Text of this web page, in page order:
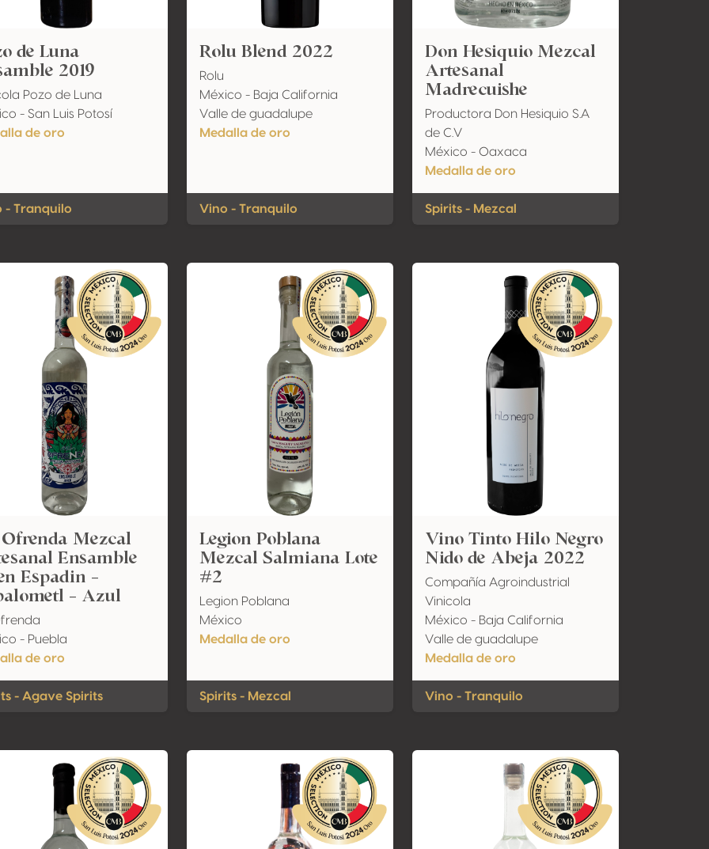
de Luna
2019
Pozo de Luna
- San Luis Potosí
de oro
- Tranquilo
Rolu Blend 2022
Rolu
México - Baja California
Valle de guadalupe
Medalla de oro
Vino - Tranquilo
Don Hesiquio Mezcal
Artesanal
Madrecuishe
Productora Don Hesiquio S.A
de C.V
México - Oaxaca
Medalla de oro
Spirits - Mezcal
Mezcal
Ensamble
Espadin -
- Azul
- Puebla
de oro
- Agave Spirits
Legion Poblana
Mezcal Salmiana Lote
#2
Legion Poblana
México
Medalla de oro
Spirits - Mezcal
Vino Tinto Hilo Negro
Nido de Abeja 2022
Compañía Agroindustrial
Vinicola
México - Baja California
Valle de guadalupe
Medalla de oro
Vino - Tranquilo